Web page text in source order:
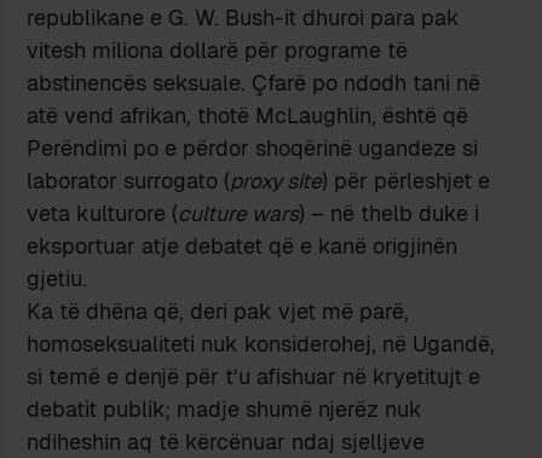
republikane e G. W. Bush-it dhuroi para pak
vitesh miliona dollarë për programe të
abstinencës seksuale. Çfarë po ndodh tani në
atë vend afrikan, thotë McLaughlin, është që
Perëndimi po e përdor shoqërinë ugandeze si
laborator surrogato (proxy site) për përleshjet e
veta kulturore (culture wars) – në thelb duke i
eksportuar atje debatet që e kanë origjinën
gjetiu.
Ka të dhëna që, deri pak vjet më parë,
homoseksualiteti nuk konsiderohej, në Ugandë,
si temë e denjë për t’u afishuar në kryetitujt e
debatit publik; madje shumë njerëz nuk
ndiheshin aq të kërcënuar ndaj sjelljeve